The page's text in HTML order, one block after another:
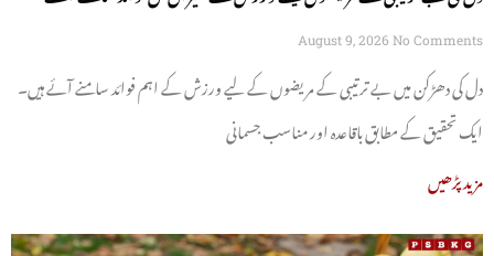
August 9, 2026 No Comments
دل کی دھڑکن میں بے ترتیبی کے مریضوں کے لیے ورزش کے اہم فوائد سامنے آئے ہیں۔
ایک تحقیق کے مطابق باقاعدہ اور مناسب جسمانی
مزید پڑھیں